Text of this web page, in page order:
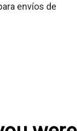
envíos de